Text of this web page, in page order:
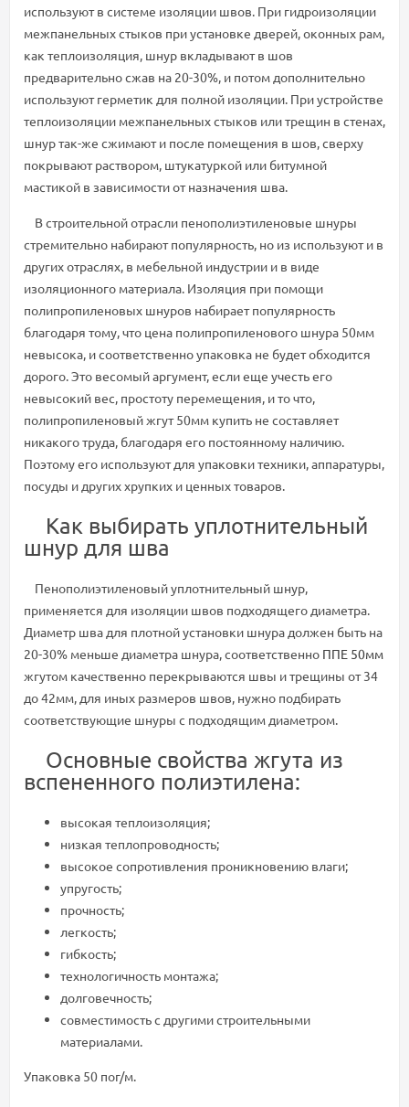
используют в системе изоляции швов. При гидроизоляции
межпанельных стыков при установке дверей, оконных рам,
как теплоизоляция, шнур вкладывают в шов
предварительно сжав на 20-30%, и потом дополнительно
используют герметик для полной изоляции. При устройстве
теплоизоляции межпанельных стыков или трещин в стенах,
шнур так-же сжимают и после помещения в шов, сверху
покрывают раствором, штукатуркой или битумной
мастикой в зависимости от назначения шва.
В строительной отрасли пенополиэтиленовые шнуры
стремительно набирают популярность, но из используют и в
других отраслях, в мебельной индустрии и в виде
изоляционного материала. Изоляция при помощи
полипропиленовых шнуров набирает популярность
благодаря тому, что цена полипропиленового шнура 50мм
невысока, и соответственно упаковка не будет обходится
дорого. Это весомый аргумент, если еще учесть его
невысокий вес, простоту перемещения, и то что,
полипропиленовый жгут 50мм купить не составляет
никакого труда, благодаря его постоянному наличию.
Поэтому его используют для упаковки техники, аппаратуры,
посуды и других хрупких и ценных товаров.
Как выбирать уплотнительный
шнур для шва
Пенополиэтиленовый уплотнительный шнур,
применяется для изоляции швов подходящего диаметра.
Диаметр шва для плотной установки шнура должен быть на
20-30% меньше диаметра шнура, соответственно ППЕ 50мм
жгутом качественно перекрываются швы и трещины от 34
до 42мм, для иных размеров швов, нужно подбирать
соответствующие шнуры с подходящим диаметром.
Основные свойства жгута из
вспененного полиэтилена:
высокая теплоизоляция;
низкая теплопроводность;
высокое сопротивления проникновению влаги;
упругость;
прочность;
легкость;
гибкость;
технологичность монтажа;
долговечность;
совместимость с другими строительными
материалами.
Упаковка 50 пог/м.